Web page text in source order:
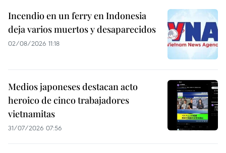
Incendio en un ferry en Indonesia
deja varios muertos y desaparecidos
02/08/2026 11:18
Medios japoneses destacan acto
heroico de cinco trabajadores
vietnamitas
31/07/2026 07:56